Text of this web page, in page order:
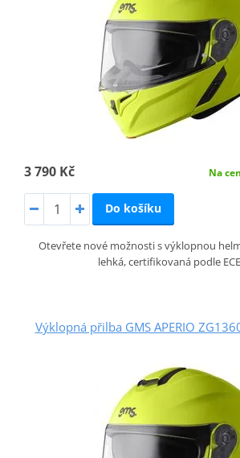
3 790 Kč Na
Do košíku
Otevřete nové možnosti s výklopnou
lehká, certifikovaná podle
Výklopná přilba GMS APERIO